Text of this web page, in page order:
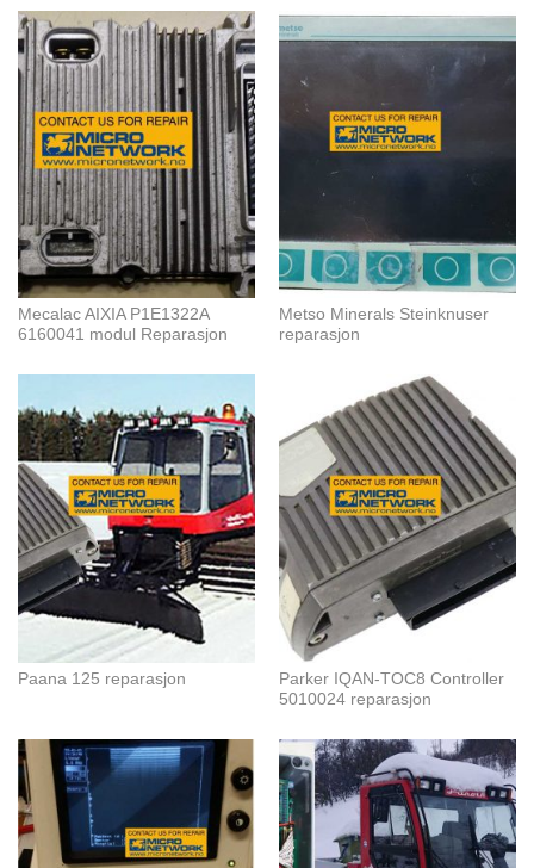
Mecalac AIXIA P1E1322A
6160041 modul Reparasjon
Metso Minerals Steinknuser
reparasjon
Paana 125 reparasjon
Parker IQAN-TOC8 Controller
5010024 reparasjon